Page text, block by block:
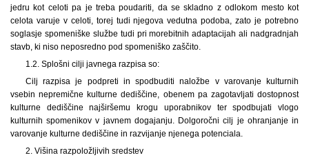
jedru kot celoti pa je treba poudariti, da se skladno z odlokom mesto kot
celota varuje v celoti, torej tudi njegova vedutna podoba, zato je potrebno
soglasje spomeniške službe tudi pri morebitnih adaptacijah ali nadgradnjah
stavb, ki niso neposredno pod spomeniško zaščito.
1.2. Splošni cilji javnega razpisa so:
Cilj razpisa je podpreti in spodbuditi naložbe v varovanje kulturnih
vsebin nepremične kulturne dediščine, obenem pa zagotavljati dostopnost
kulturne dediščine najširšemu krogu uporabnikov ter spodbujati vlogo
kulturnih spomenikov v javnem dogajanju. Dolgoročni cilj je ohranjanje in
varovanje kulturne dediščine in razvijanje njenega potenciala.
2. Višina razpoložljivih sredstev